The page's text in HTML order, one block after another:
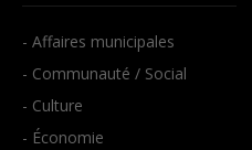
- Affaires municipales
- Communauté / Social
- Culture
- Économie